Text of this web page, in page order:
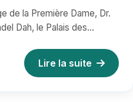
(rapport illustré)
de la Première Dame, Dr.
Dah, le Palais des
Lire la suite